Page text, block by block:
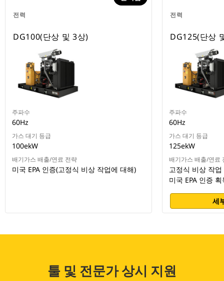
전력
DG100(단상 및 3상)
주파수
60Hz
가스 대기 등급
100ekW
배기가스 배출/연료 전략
미국 EPA 인증(고정식 비상 작업에 대해)
전력
DG125(단상
주파수
60Hz
가스 대기 등급
125ekW
배기가스 배출/연료
고정식 비상 작
미국 EPA 인증 획
세
툴 및 전문가 상시 지원